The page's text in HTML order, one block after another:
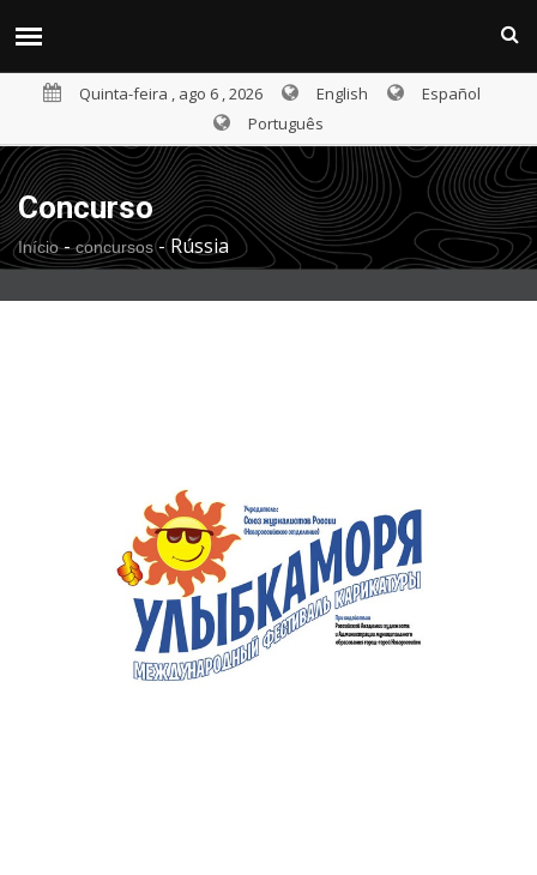
Quinta-feira , ago 6 , 2026 English
Español
Português
Concurso
Início- concursos- Rússia